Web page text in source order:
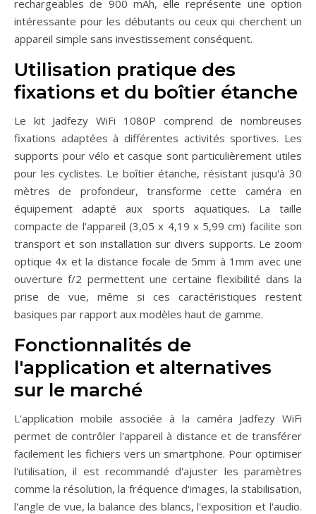
rechargeables de 900 mAh, elle représente une option
intéressante pour les débutants ou ceux qui cherchent un
appareil simple sans investissement conséquent.
Utilisation pratique des
fixations et du boîtier étanche
Le kit Jadfezy WiFi 1080P comprend de nombreuses
fixations adaptées à différentes activités sportives. Les
supports pour vélo et casque sont particulièrement utiles
pour les cyclistes. Le boîtier étanche, résistant jusqu'à 30
mètres de profondeur, transforme cette caméra en
équipement adapté aux sports aquatiques. La taille
compacte de l'appareil (3,05 x 4,19 x 5,99 cm) facilite son
transport et son installation sur divers supports. Le zoom
optique 4x et la distance focale de 5mm à 1mm avec une
ouverture f/2 permettent une certaine flexibilité dans la
prise de vue, même si ces caractéristiques restent
basiques par rapport aux modèles haut de gamme.
Fonctionnalités de
l'application et alternatives
sur le marché
L'application mobile associée à la caméra Jadfezy WiFi
permet de contrôler l'appareil à distance et de transférer
facilement les fichiers vers un smartphone. Pour optimiser
l'utilisation, il est recommandé d'ajuster les paramètres
comme la résolution, la fréquence d'images, la stabilisation,
l'angle de vue, la balance des blancs, l'exposition et l'audio.